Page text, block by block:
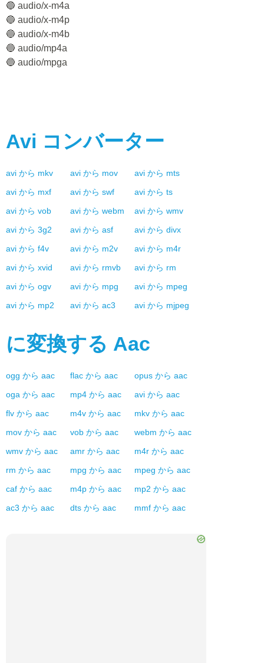
🔵 audio/x-m4a
🔵 audio/x-m4p
🔵 audio/x-m4b
🔵 audio/mp4a
🔵 audio/mpga
Avi コンバーター
avi から mkv avi から mov avi から mts
avi から mxf avi から swf avi から ts
avi から vob avi から webm avi から wmv
avi から 3g2 avi から asf avi から divx
avi から f4v avi から m2v avi から m4r
avi から xvid avi から rmvb avi から rm
avi から ogv avi から mpg avi から mpeg
avi から mp2 avi から ac3 avi から mjpeg
に変換する Aac
ogg から aac flac から aac opus から aac
oga から aac mp4 から aac avi から aac
flv から aac m4v から aac mkv から aac
mov から aac vob から aac webm から aac
wmv から aac amr から aac m4r から aac
rm から aac mpg から aac mpeg から aac
caf から aac m4p から aac mp2 から aac
ac3 から aac dts から aac mmf から aac